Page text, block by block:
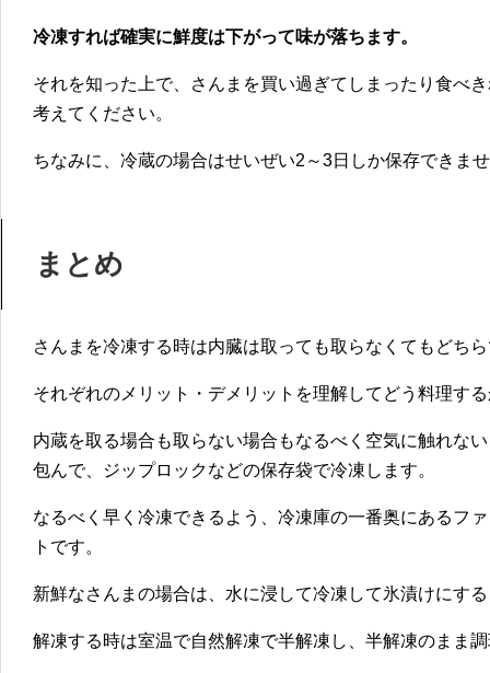
冷凍すれば確実に鮮度は下がって味が落ちます。
それを知った上で、さんまを買い過ぎてしまったり食べ
考えてください。
ちなみに、 冷蔵の場合はせいぜい2～3日しか保存できま
まとめ
さんまを冷凍する時は内臓は取っても取らなくてもどち
それぞれの メリット・デメリットを理解してどう料理す
内蔵を取る場合も取らない場合もなるべく空気に触れな
包んで、ジップロックなどの保存袋で冷凍 します。
なるべく早く冷凍できるよう、冷凍庫の一番奥にあるフ
トです。
新鮮なさんまの場合は、水に浸して冷凍して氷漬けにす
解凍する時は室温で自然解凍で半解凍し、半解凍のまま